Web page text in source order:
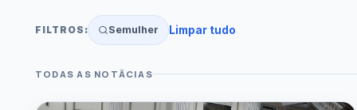
BUSCA POR TERMO
FILTROS: Semulher Limpar tudo
TODAS AS NOTÃ­CIAS